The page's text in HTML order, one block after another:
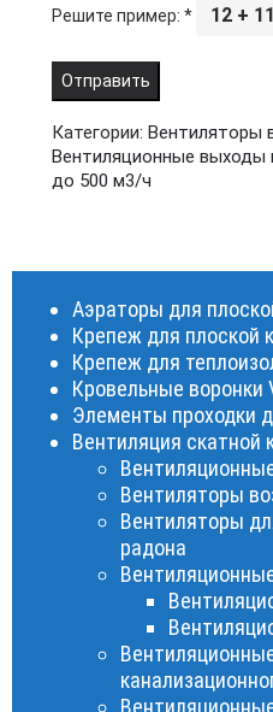
Решите пример: * 12 +
Категории: Вентиляторы
Вентиляционные выходы
до 500 м3/ч
Аэраторы для
Крепеж для плоской
Крепеж для
Кровельные воронки
Элементы проходки
Вентиляция скатной
Вентиляторы
Вентиляторы
радона